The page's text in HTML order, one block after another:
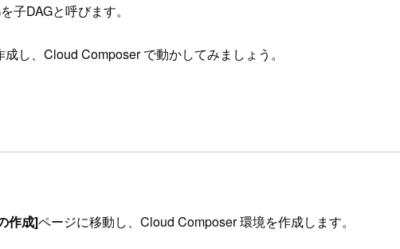
子DAGと呼びます。
成し、Cloud Composer で動かしてみましょう。
作成]ページに移動し、Cloud Composer 環境を作成します。